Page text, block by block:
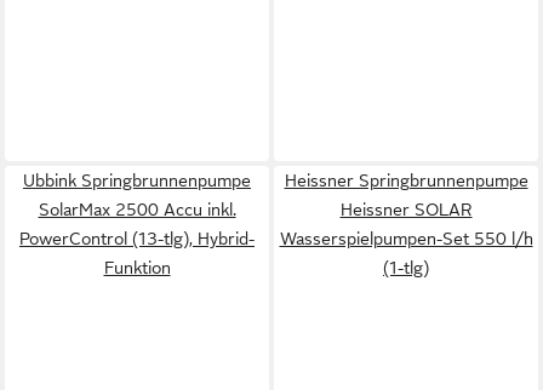
Ubbink Springbrunnenpumpe
SolarMax 2500 Accu inkl.
PowerControl (13-tlg), Hybrid-
Funktion
Heissner Springbrunnenpumpe
Heissner SOLAR
Wasserspielpumpen-Set 550 l/h
(1-tlg)